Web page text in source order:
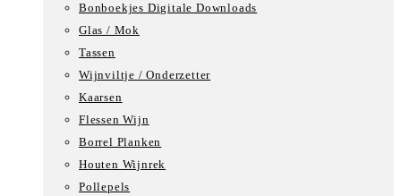
Bonboekjes Digitale Downloads
Glas / Mok
Tassen
Wijnviltje / Onderzetter
Kaarsen
Flessen Wijn
Borrel Planken
Houten Wijnrek
Pollepels